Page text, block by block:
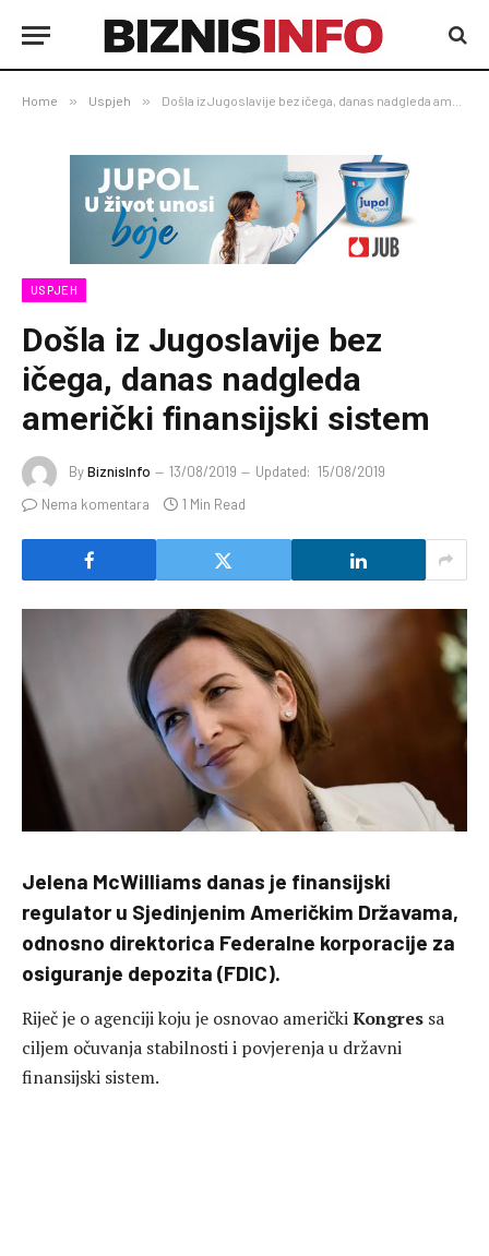
Home » Uspjeh » Došla iz Jugoslavije bez ičega, danas nadgleda američki finansijski sistem
USPJEH
Došla iz Jugoslavije bez
ičega, danas nadgleda
američki finansijski sistem
ByBiznisInfo 13/08/2019 Updated: 15/08/2019
Nema komentara
1 Min Read
Jelena McWilliams danas je finansijski
regulator u Sjedinjenim Američkim Državama,
odnosno direktorica Federalne korporacije za
osiguranje depozita (FDIC).
Riječ je o agenciji koju je osnovao američkiKongres sa
ciljem očuvanja stabilnosti i povjerenja u državni
finansijski sistem.